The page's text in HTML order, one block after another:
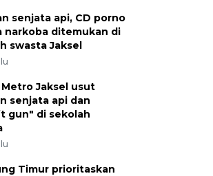
senjata api, CD porno
narkoba ditemukan di
swasta Jaksel
Metro Jaksel usut
senjata api dan
gun" di sekolah
Timur prioritaskan